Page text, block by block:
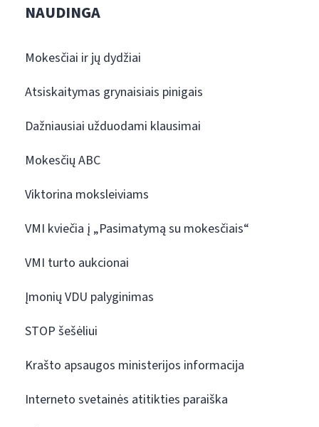
NAUDINGA
Mokesčiai ir jų dydžiai
Atsiskaitymas grynaisiais pinigais
Dažniausiai užduodami klausimai
Mokesčių ABC
Viktorina moksleiviams
VMI kviečia į „Pasimatymą su mokesčiais“
VMI turto aukcionai
Įmonių VDU palyginimas
STOP šešėliui
Krašto apsaugos ministerijos informacija
Interneto svetainės atitikties paraiška